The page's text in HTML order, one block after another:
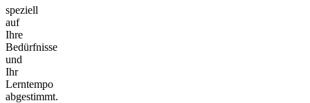
speziell
auf
Ihre
Bedürfnisse
und
Ihr
Lerntempo
abgestimmt.